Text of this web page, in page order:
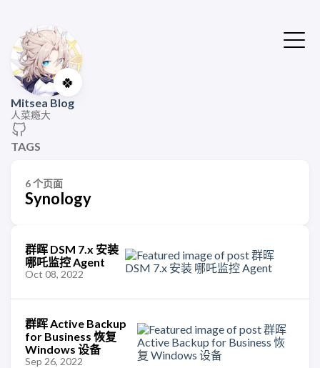
🍀
Mitsea Blog
人菜瘾大
TAGS
6 个页面
Synology
群晖 DSM 7.x 安装
哪吒监控 Agent
Oct 08, 2022
群晖 Active Backup
for Business 恢复
Windows 设备
Sep 26, 2022